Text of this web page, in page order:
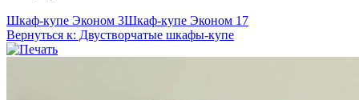
Шкаф-купе Эконом 3Шкаф-купе Эконом 17
Вернуться к: Двустворчатые шкафы-купе